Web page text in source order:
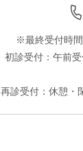
※最終受付時間
初診受付：午前
再診受付：休憩・